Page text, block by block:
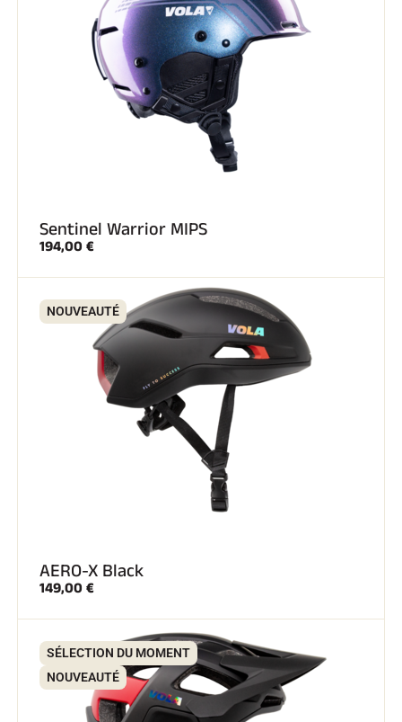
Sentinel Warrior MIPS
194,00 €
NOUVEAUTÉ
AERO-X Black
149,00 €
SÉLECTION DU MOMENT
NOUVEAUTÉ